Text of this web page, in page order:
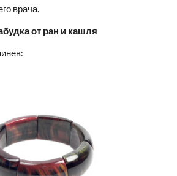
врача.
от ран и кашля